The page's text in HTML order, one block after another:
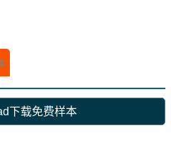
下载免费样本